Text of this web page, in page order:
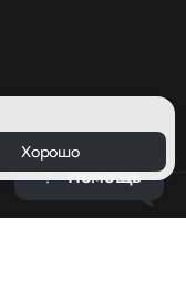
Хорошо
Помощь